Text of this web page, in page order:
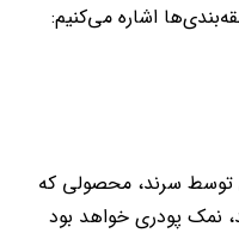
اشاره می‌کنیم:
سرند، محصولی که
نمک پودری خواهد بود